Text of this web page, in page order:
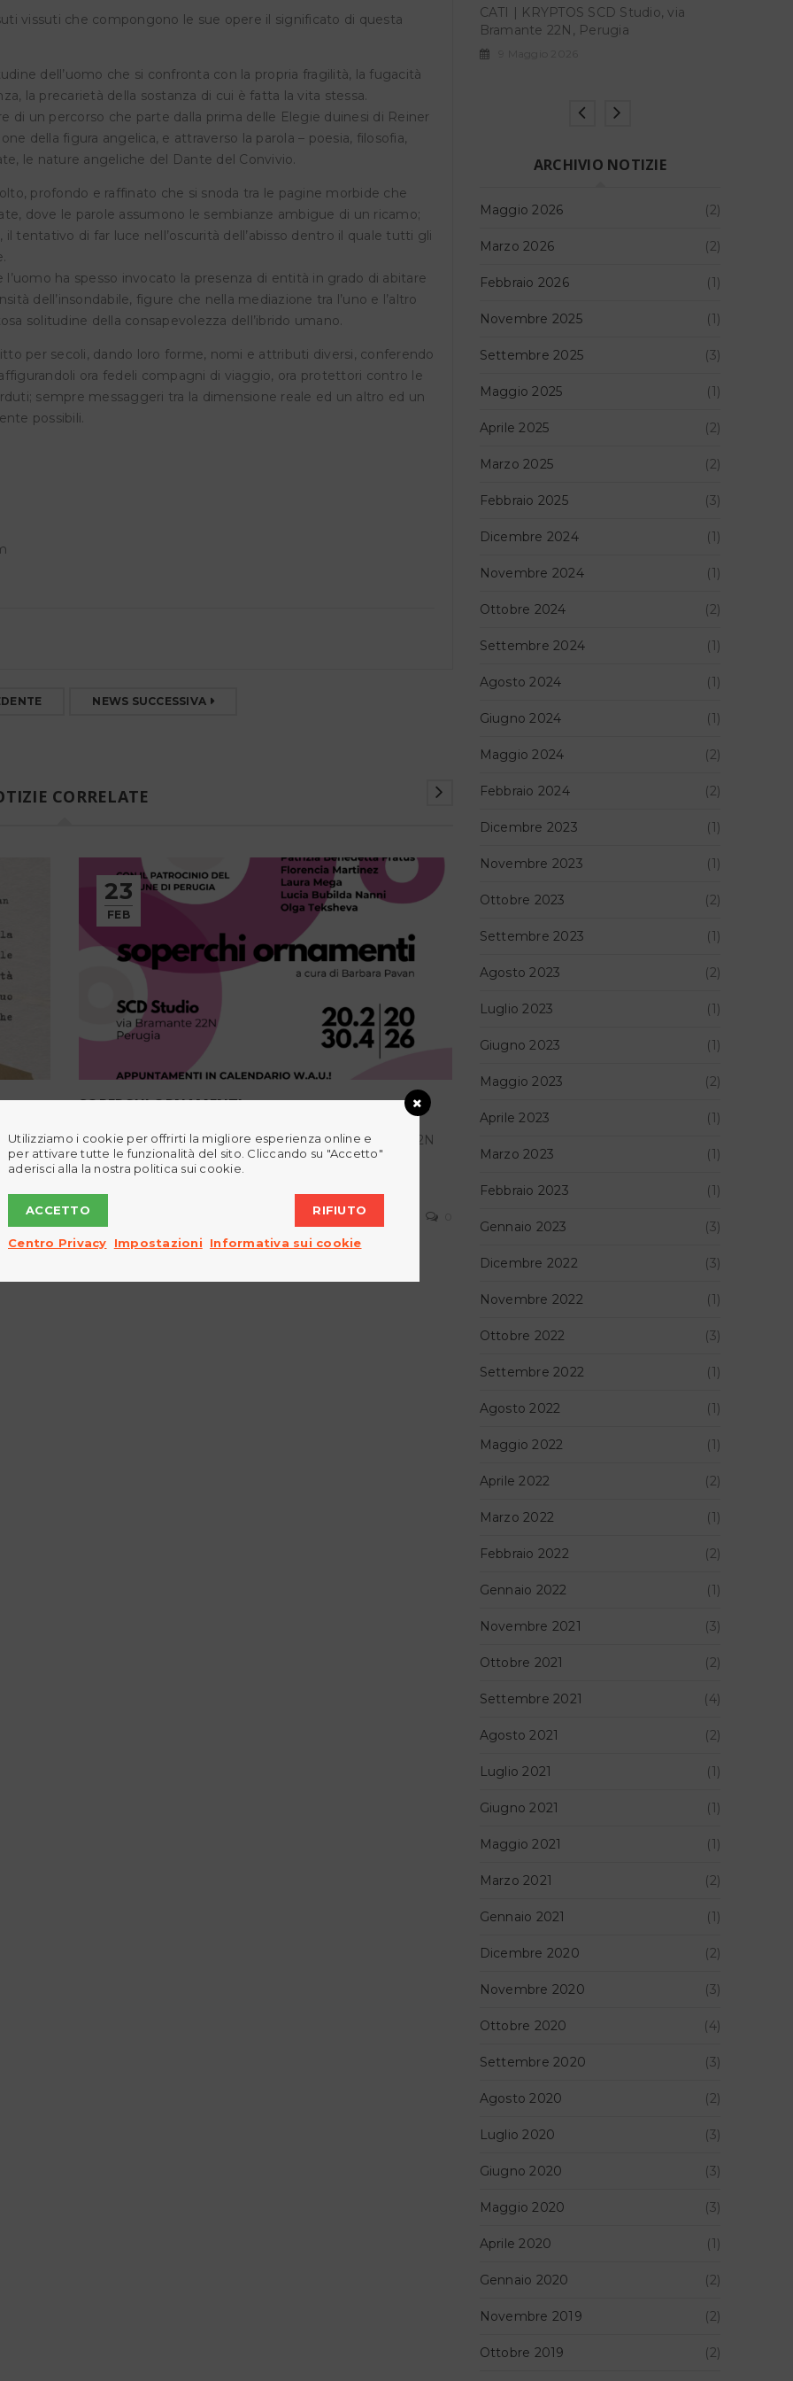
vissuti che compongono le sue opere il significato di questa
dell’uomo che si confronta con la propria fragilità, la fugacità
la precarietà della sostanza di cui è fatta la vita stessa.
di un percorso che parte dalla prima delle Elegie duinesi di Reiner
della figura angelica, e attraverso la parola – poesia, filosofia,
le nature angeliche del Dante del Convivio.
profondo e raffinato che si snoda tra le pagine morbide che
dove le parole assumono le sembianze ambigue di un ricamo;
tentativo di far luce nell’oscurità dell’abisso dentro il quale tutti gli
ha spesso invocato la presenza di entità in grado di abitare
dell’insondabile, figure che nella mediazione tra l’uno e l’altro
solitudine della consapevolezza dell’ibrido umano.
per secoli, dando loro forme, nomi e attributi diversi, conferendo
ora fedeli compagni di viaggio, ora protettori contro le
sempre messaggeri tra la dimensione reale ed un altro ed un
possibili.
NEWS SUCCESSIVA
CORRELATE
|
0
23
FEB
SOPERCHI ORNAMENTI
SOPERCHI ORNAMENTI SCD Studio via Bramante 22N
MAD Monteluce Art District, Perugia 20 febbraio – 30
23
Perugia, IT 22 November 2025 – 6 January 2026
Leggi tutto...
– Museo del fiume-
Marzo 2026
CATI | KRYPTOS SCD Studio, via
Bramante 22N, Perugia
IGREEN – Museo del fiume-
ARCHIVIO NOTIZIE
Maggio 2026 (2)
Marzo 2026 (2)
Febbraio 2026 (1)
Novembre 2025 (1)
Settembre 2025 (3)
Maggio 2025 (1)
Aprile 2025 (2)
Marzo 2025 (2)
Febbraio 2025 (3)
Dicembre 2024 (1)
Novembre 2024 (1)
Ottobre 2024 (2)
Settembre 2024 (1)
Agosto 2024 (1)
Giugno 2024 (1)
Maggio 2024 (2)
Febbraio 2024 (2)
Dicembre 2023 (1)
Novembre 2023 (1)
Ottobre 2023 (2)
Settembre 2023 (1)
Agosto 2023 (2)
Luglio 2023 (1)
Giugno 2023 (1)
Maggio 2023 (2)
Aprile 2023 (1)
Marzo 2023 (1)
Febbraio 2023 (1)
Gennaio 2023 (3)
Dicembre 2022 (3)
Novembre 2022 (1)
Ottobre 2022 (3)
Settembre 2022 (1)
Agosto 2022 (1)
Maggio 2022 (1)
Aprile 2022 (2)
Marzo 2022 (1)
Febbraio 2022 (2)
Gennaio 2022 (1)
Novembre 2021 (3)
Ottobre 2021 (2)
Settembre 2021 (4)
Agosto 2021 (2)
Luglio 2021 (1)
Giugno 2021 (1)
Maggio 2021 (1)
Marzo 2021 (2)
Gennaio 2021 (1)
Dicembre 2020 (2)
Novembre 2020 (3)
Ottobre 2020 (4)
Settembre 2020 (3)
Agosto 2020 (2)
Luglio 2020 (3)
Giugno 2020 (3)
Maggio 2020 (3)
Aprile 2020 (1)
Gennaio 2020 (2)
Novembre 2019 (2)
Ottobre 2019 (2)
Utilizziamo i cookie per offrirti la migliore esperienza online e
per attivare tutte le funzionalità del sito. Cliccando su "Accetto"
aderisci alla la nostra politica sui cookie.
ACCETTO RIFIUTO
Centro Privacy Impostazioni Informativa sui cookie